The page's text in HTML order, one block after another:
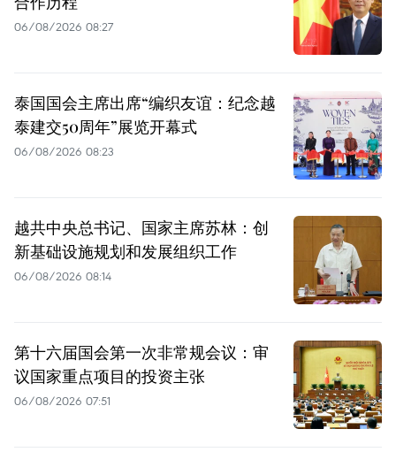
06/08/2026 08:27
泰国国会主席出席“编织友谊：纪念越
泰建交50周年”展览开幕式
06/08/2026 08:23
越共中央总书记、国家主席苏林：创
新基础设施规划和发展组织工作
06/08/2026 08:14
第十六届国会第一次非常规会议：审
议国家重点项目的投资主张
06/08/2026 07:51